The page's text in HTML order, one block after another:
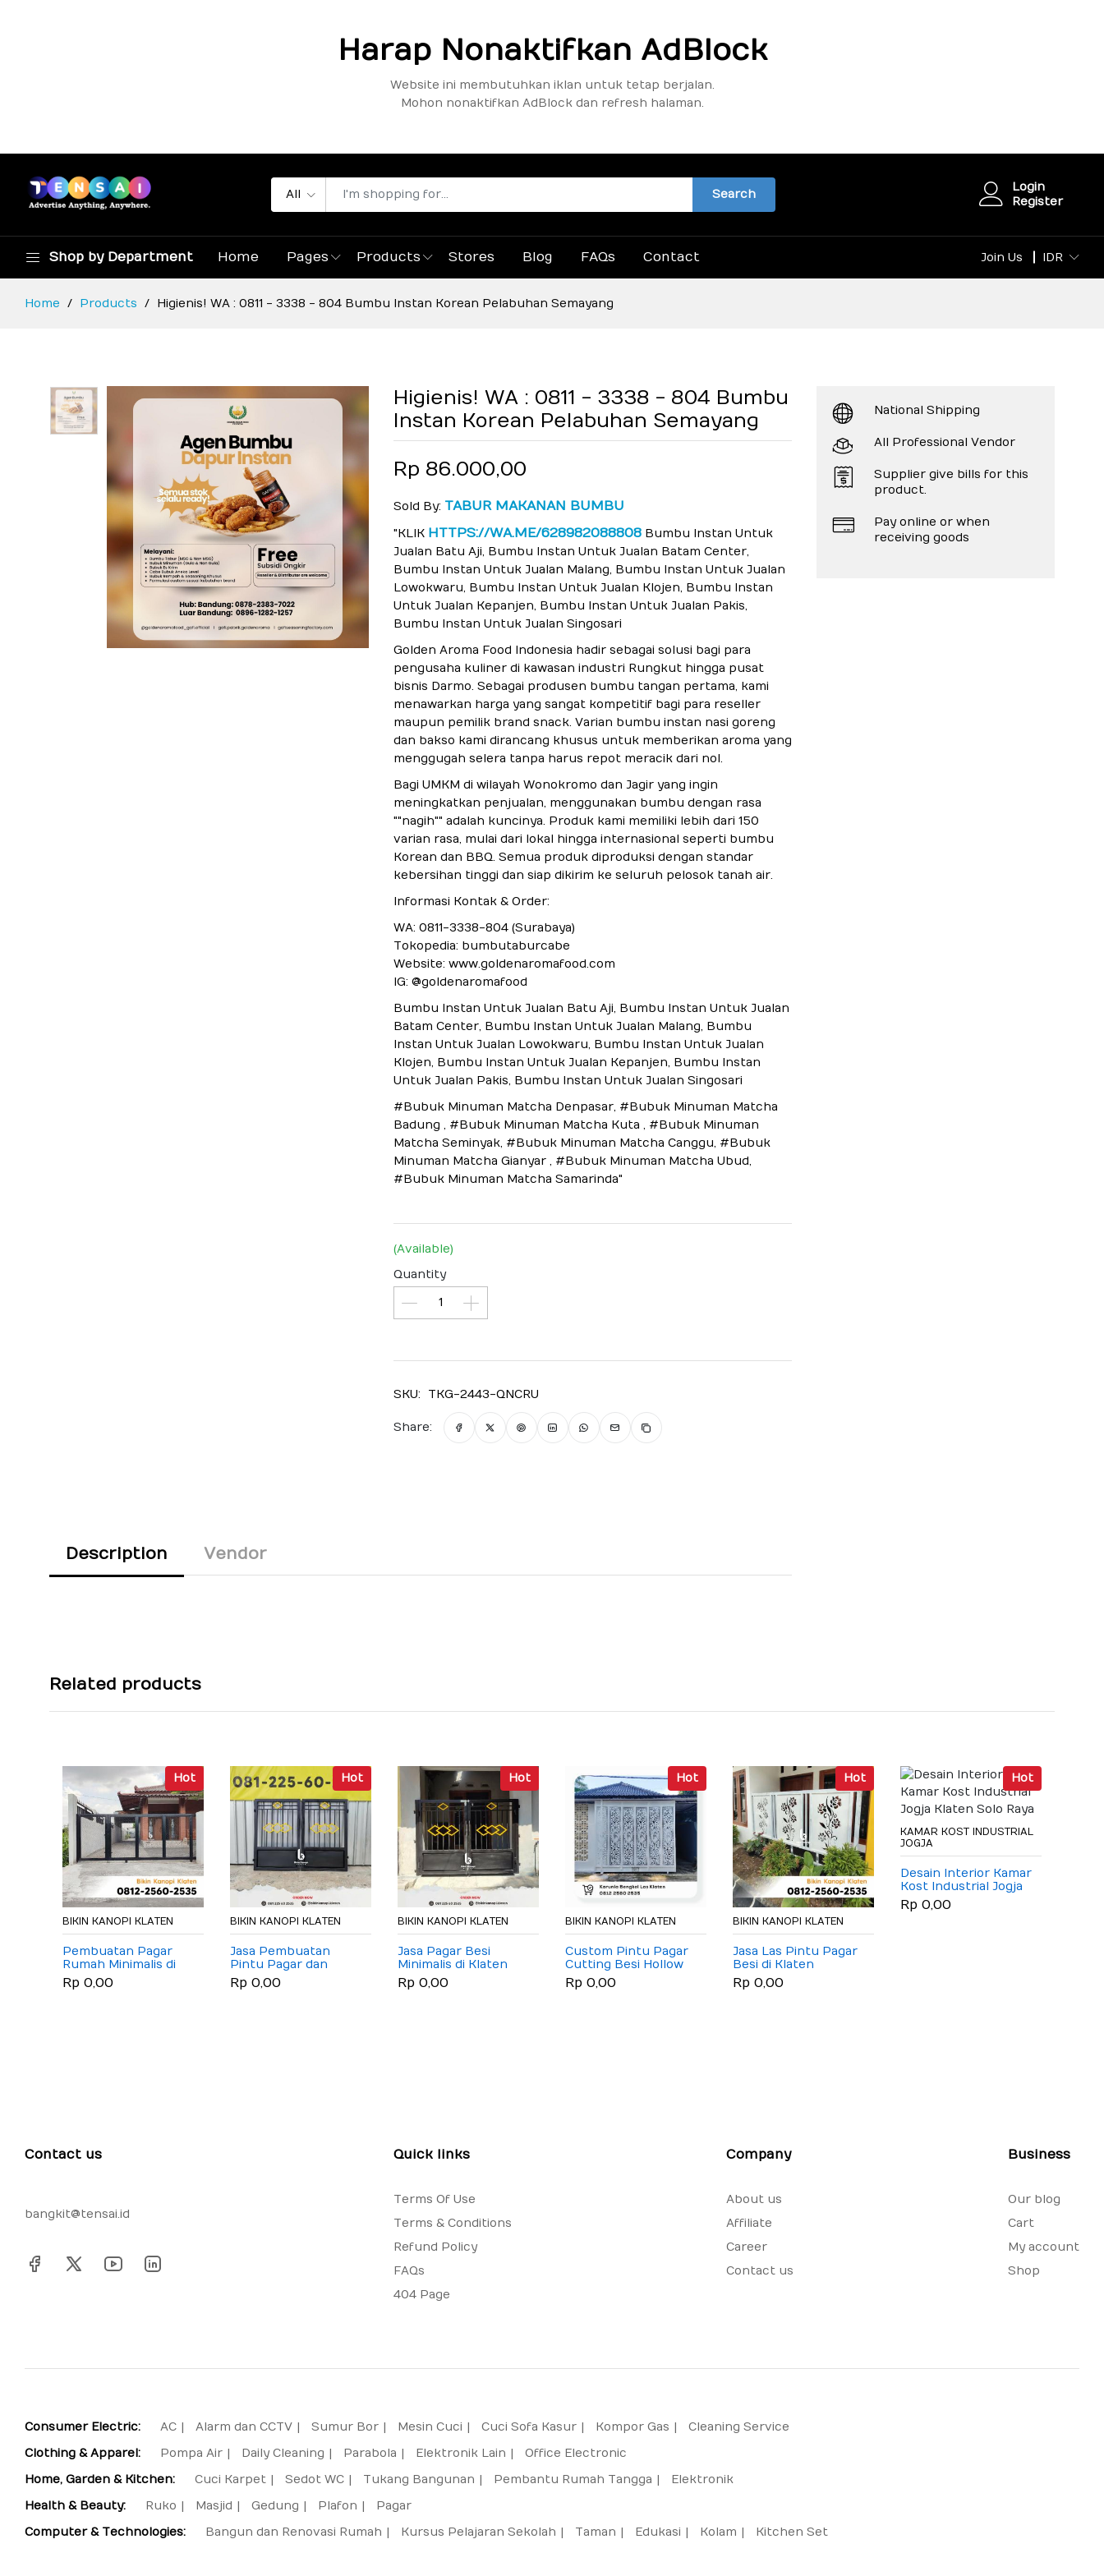
Harap Nonaktifkan AdBlock
Website ini membutuhkan iklan untuk tetap berjalan.
Mohon nonaktifkan AdBlock dan refresh halaman.
All Search
Login
Register
Shop by Department Home Pages Products Stores Blog FAQs Contact Join Us IDR
Home Products Higienis! WA : 0811 - 3338 - 804 Bumbu Instan Korean Pelabuhan Semayang
Higienis! WA : 0811 - 3338 - 804 Bumbu
Instan Korean Pelabuhan Semayang
Rp 86.000,00
Sold By: TABUR MAKANAN BUMBU
"KLIK HTTPS://WA.ME/628982088808Bumbu Instan Untuk
Jualan Batu Aji, Bumbu Instan Untuk Jualan Batam Center,
Bumbu Instan Untuk Jualan Malang, Bumbu Instan Untuk Jualan
Lowokwaru, Bumbu Instan Untuk Jualan Klojen, Bumbu Instan
Untuk Jualan Kepanjen, Bumbu Instan Untuk Jualan Pakis,
Bumbu Instan Untuk Jualan Singosari
Golden Aroma Food Indonesia hadir sebagai solusi bagi para
pengusaha kuliner di kawasan industri Rungkut hingga pusat
bisnis Darmo. Sebagai produsen bumbu tangan pertama, kami
menawarkan harga yang sangat kompetitif bagi para reseller
maupun pemilik brand snack. Varian bumbu instan nasi goreng
dan bakso kami dirancang khusus untuk memberikan aroma yang
menggugah selera tanpa harus repot meracik dari nol.
Bagi UMKM di wilayah Wonokromo dan Jagir yang ingin
meningkatkan penjualan, menggunakan bumbu dengan rasa
""nagih"" adalah kuncinya. Produk kami memiliki lebih dari 150
varian rasa, mulai dari lokal hingga internasional seperti bumbu
Korean dan BBQ. Semua produk diproduksi dengan standar
kebersihan tinggi dan siap dikirim ke seluruh pelosok tanah air.
Informasi Kontak & Order:
WA: 0811-3338-804 (Surabaya)
Tokopedia: bumbutaburcabe
Website: www.goldenaromafood.com
IG: @goldenaromafood
Bumbu Instan Untuk Jualan Batu Aji, Bumbu Instan Untuk Jualan
Batam Center, Bumbu Instan Untuk Jualan Malang, Bumbu
Instan Untuk Jualan Lowokwaru, Bumbu Instan Untuk Jualan
Klojen, Bumbu Instan Untuk Jualan Kepanjen, Bumbu Instan
Untuk Jualan Pakis, Bumbu Instan Untuk Jualan Singosari
#Bubuk Minuman Matcha Denpasar, #Bubuk Minuman Matcha
Badung , #Bubuk Minuman Matcha Kuta , #Bubuk Minuman
Matcha Seminyak, #Bubuk Minuman Matcha Canggu, #Bubuk
Minuman Matcha Gianyar , #Bubuk Minuman Matcha Ubud,
#Bubuk Minuman Matcha Samarinda"
(Available)
Quantity
SKU: TKG-2443-QNCRU
Share:
Description Vendor
National Shipping
All Professional Vendor
Supplier give bills for this
product.
Pay online or when
receiving goods
Related products
Hot
BIKIN KANOPI KLATEN
Pembuatan Pagar
Rumah Minimalis di
Klaten
Rp 0,00
Hot
BIKIN KANOPI KLATEN
Jasa Pembuatan
Pintu Pagar dan
Gerbang Besi Hollow
Galvanis Minimalis di
Rp 0,00
Hot
BIKIN KANOPI KLATEN
Jasa Pagar Besi
Minimalis di Klaten
Rp 0,00
Hot
BIKIN KANOPI KLATEN
Custom Pintu Pagar
Cutting Besi Hollow
Galvanis Klaten
Rp 0,00
Hot
BIKIN KANOPI KLATEN
Jasa Las Pintu Pagar
Besi di Klaten
Rp 0,00
Hot
KAMAR KOST INDUSTRIAL
JOGJA
Desain Interior Kamar
Kost Industrial Jogja
Klaten Solo Raya
Rp 0,00
Contact us
bangkit@tensai.id
Quick links
Terms Of Use
Terms & Conditions
Refund Policy
FAQs
404 Page
Company
About us
Affiliate
Career
Contact us
Business
Our blog
Cart
My account
Shop
Consumer Electric: AC Alarm dan CCTV Sumur Bor Mesin Cuci Cuci Sofa Kasur Kompor Gas
Cleaning Service
Clothing & Apparel:
Pompa Air Daily Cleaning Parabola Elektronik Lain
Office Electronic
Home, Garden & Kitchen:
Cuci Karpet Sedot WC Tukang Bangunan Pembantu Rumah Tangga
Elektronik
Health & Beauty:
Ruko Masjid Gedung Plafon
Pagar
Computer & Technologies:
Bangun dan Renovasi Rumah Kursus Pelajaran Sekolah Taman Edukasi Kolam Kitchen Set